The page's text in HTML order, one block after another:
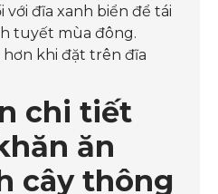
với đĩa xanh biển để tái
tuyết mùa đông.
hơn khi đặt trên đĩa
chi tiết
ăn
cây thông